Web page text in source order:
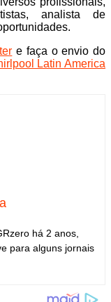
analista de
e faça o envio do
Latin America
há 2 anos,
para alguns jornais